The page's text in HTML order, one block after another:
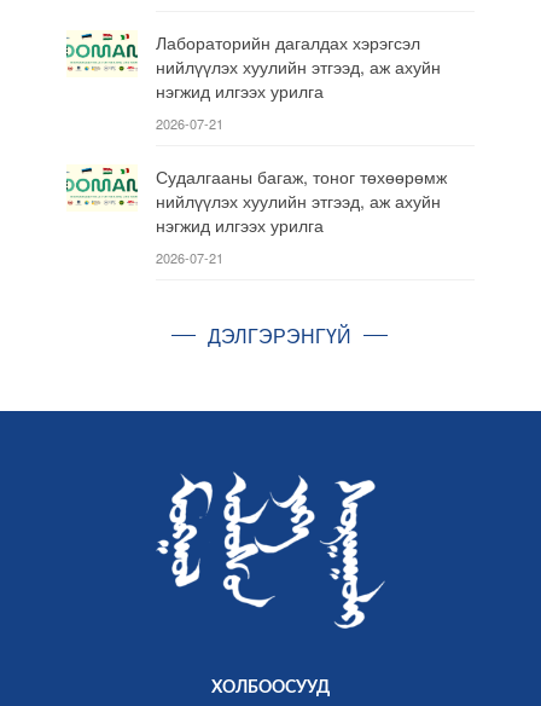
Лабораторийн дагалдах хэрэгсэл
нийлүүлэх хуулийн этгээд, аж ахуйн
нэгжид илгээх урилга
2026-07-21
Судалгааны багаж, тоног төхөөрөмж
нийлүүлэх хуулийн этгээд, аж ахуйн
нэгжид илгээх урилга
2026-07-21
ДЭЛГЭРЭНГҮЙ
ХОЛБООСУУД